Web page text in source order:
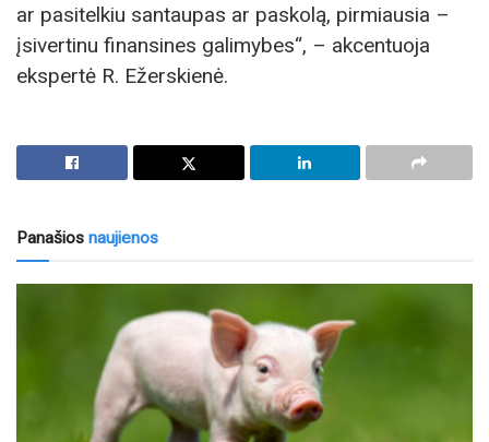
ar pasitelkiu santaupas ar paskolą, pirmiausia –
įsivertinu finansines galimybes“, – akcentuoja
ekspertė R. Ežerskienė.
Panašios naujienos